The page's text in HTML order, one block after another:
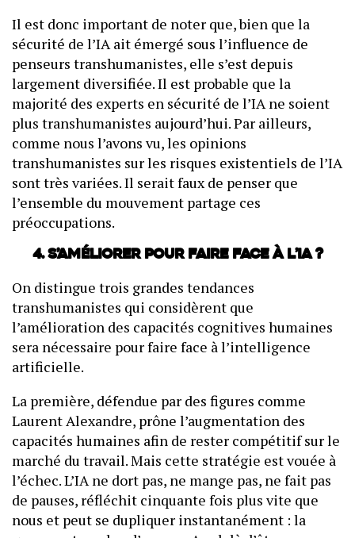
Il est donc important de noter que, bien que la
sécurité de l’IA ait émergé sous l’influence de
penseurs transhumanistes, elle s’est depuis
largement diversifiée. Il est probable que la
majorité des experts en sécurité de l’IA ne soient
plus transhumanistes aujourd’hui. Par ailleurs,
comme nous l’avons vu, les opinions
transhumanistes sur les risques existentiels de l’IA
sont très variées. Il serait faux de penser que
l’ensemble du mouvement partage ces
préoccupations.
4. S’améliorer pour faire face à l’IA ?
On distingue trois grandes tendances
transhumanistes qui considèrent que
l’amélioration des capacités cognitives humaines
sera nécessaire pour faire face à l’intelligence
artificielle.
La première, défendue par des figures comme
Laurent Alexandre, prône l’augmentation des
capacités humaines afin de rester compétitif sur le
marché du travail. Mais cette stratégie est vouée à
l’échec. L’IA ne dort pas, ne mange pas, ne fait pas
de pauses, réfléchit cinquante fois plus vite que
nous et peut se dupliquer instantanément : la